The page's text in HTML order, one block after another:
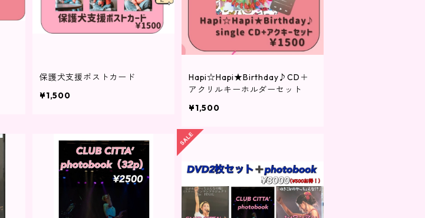
保護犬支援ポストカード
¥1,500
Hapi☆Hapi★Birthday♪CD＋
アクリルキーホルダーセット
¥1,500